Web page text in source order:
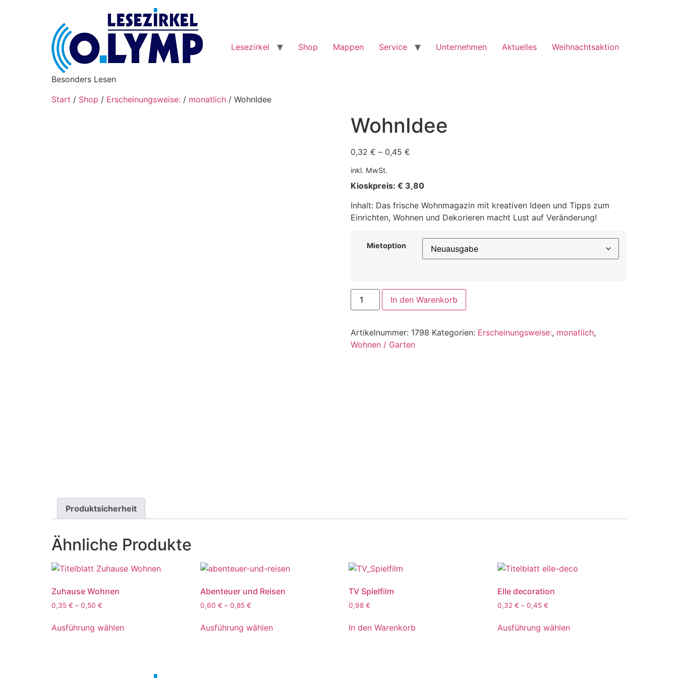
Besonders Lesen
Lesezirkel Shop Mappen Service Unternehmen Aktuelles Weihnachtsaktion
Start / Shop / Erscheinungsweise: / monatlich / WohnIdee
WohnIdee
0,32 € – 0,45 €
inkl. MwSt.
Kioskpreis: € 3,80
Inhalt: Das frische Wohnmagazin mit kreativen Ideen und Tipps zum
Einrichten, Wohnen und Dekorieren macht Lust auf Veränderung!
Mietoption
In den Warenkorb
Artikelnummer: 1798 Kategorien: Erscheinungsweise:, monatlich,
Wohnen / Garten
Produktsicherheit
Ähnliche Produkte
Zuhause Wohnen
0,35 € – 0,50 €
Ausführung wählen
Abenteuer und Reisen
0,60 € – 0,85 €
Ausführung wählen
TV Spielfilm
0,98€
In den Warenkorb
Elle decoration
0,32€ –0,45€
Ausführung wählen